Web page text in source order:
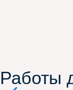
Работы